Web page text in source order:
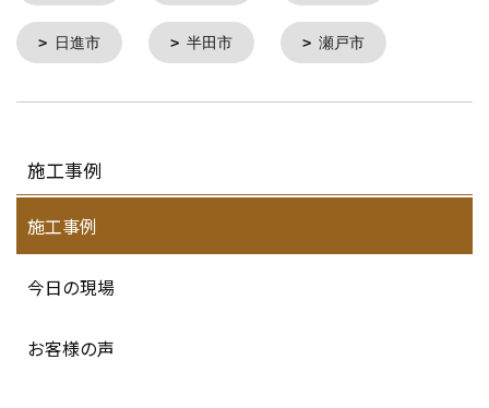
日進市 半田市 瀬戸市
施工事例
施工事例
今日の現場
お客様の声